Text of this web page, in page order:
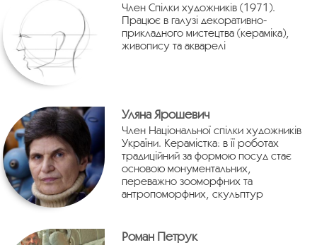
Член Спілки художників (1971).
Працює в галузі декоративно-
прикладного мистецтва (кераміка),
живопису та акварелі
Уляна Ярошевич
Член Національної спілки художників
України. Керамістка: в її роботах
традиційний за формою посуд стає
основою монументальних,
переважно зооморфних та
антропоморфних, скульптур
Роман Петрук